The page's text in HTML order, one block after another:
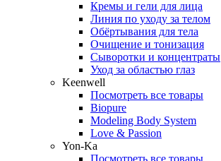
Кремы и гели для лица
Линия по уходу за телом
Обёртывания для тела
Очищение и тонизация
Сыворотки и концентраты
Уход за областью глаз
Keenwell
Посмотреть все товары
Biopure
Modeling Body System
Love & Passion
Yon-Ka
Посмотреть все товары